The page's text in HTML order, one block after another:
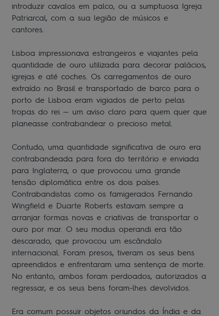
introduzir cavalos em palco, ou a sumptuosa Igreja
Patriarcal, com a sua legião de músicos e
cantores.
Lisboa impressionava estrangeiros e viajantes pela
quantidade de ouro utilizada para decorar palácios,
igrejas e até coches. Os carregamentos de ouro
extraído no Brasil e transportado de barco para o
porto de Lisboa eram vigiados de perto pelas
tropas do rei — um aviso claro para quem quer que
planeasse contrabandear o precioso metal.
Contudo, uma quantidade significativa de ouro era
contrabandeada para fora do território e enviada
para Inglaterra, o que provocou uma grande
tensão diplomática entre os dois países.
Contrabandistas como os famigerados Fernando
Wingfield e Duarte Roberts estavam sempre a
arranjar formas novas e criativas de transportar o
ouro por mar. O seu modus operandi era tão
descarado, que provocou um escândalo
internacional. Foram presos, tiveram os seus bens
apreendidos e enfrentaram uma sentença de morte.
No entanto, ambos foram perdoados, autorizados a
regressar, e os seus bens foram-lhes devolvidos.
Era comum possuir objetos oriundos da Índia e da